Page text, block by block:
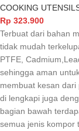
COOKING
Rp 323.900
Terbuat dari bahan
tidak mudah
PTFE,
sehingga aman
membuat kesan
di lengkapi juga
bagian bawah
semua jenis kompor